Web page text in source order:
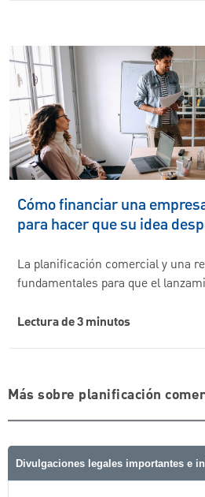
Cómo financiar una
para hacer que su idea
La planificación comercial y una
fundamentales para que el
Lectura de 3 minutos
Más sobre planificación
Divulgaciones legales importantes e